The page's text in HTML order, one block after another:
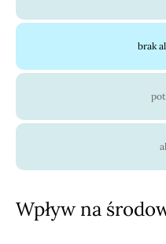
brak
Wpływ na